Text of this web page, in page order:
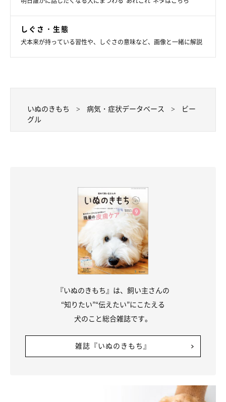
しぐさ・生態
犬本来が持っている習性や、しぐさの意味など、画像と一緒に解説
いぬのきもち 病気・症状データベース
ビー
グル
『いぬのきもち』は、飼い主さんの
“知りたい”“伝えたい”にこたえる
犬のこと総合雑誌です。
雑誌『いぬのきもち』